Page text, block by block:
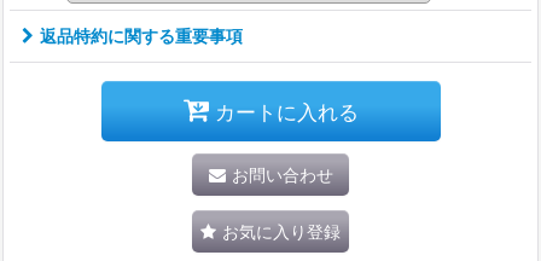
返品特約に関する重要事項
カートに入れる
お問い合わせ
お気に入り登録